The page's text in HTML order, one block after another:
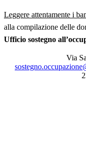
Leggere attentamente i
alla compilazione delle
Ufficio sostegno
Via